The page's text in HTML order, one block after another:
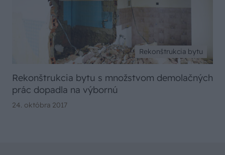
Rekonštrukcia bytu
Rekonštrukcia bytu s množstvom demolačných
prác dopadla na výbornú
24. októbra 2017